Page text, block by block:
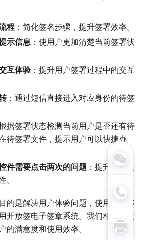
程 ：简化签名步骤，提升签署效率。
示信息 ：使用户更加清楚当前签署状
互体验：提升用户签署过程中的交互
：通过短信直接进入对应身份的待签
根据签署状态检测当前用户是否还有待
待签署文件，提示用户可以快捷办
件需要点击两次的问题 ：提升签署过
。
的是解决用户体验问题，使用户能够
开放签电子签章系统。我们相信，这
的满意度和使用效率。